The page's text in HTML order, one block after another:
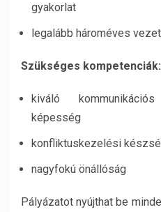
gyakorlat
legalább hároméves
Szükséges kompetenciák:
kiváló
képesség
konfliktuskezelési
nagyfokú önállóság
Pályázatot nyújthat be